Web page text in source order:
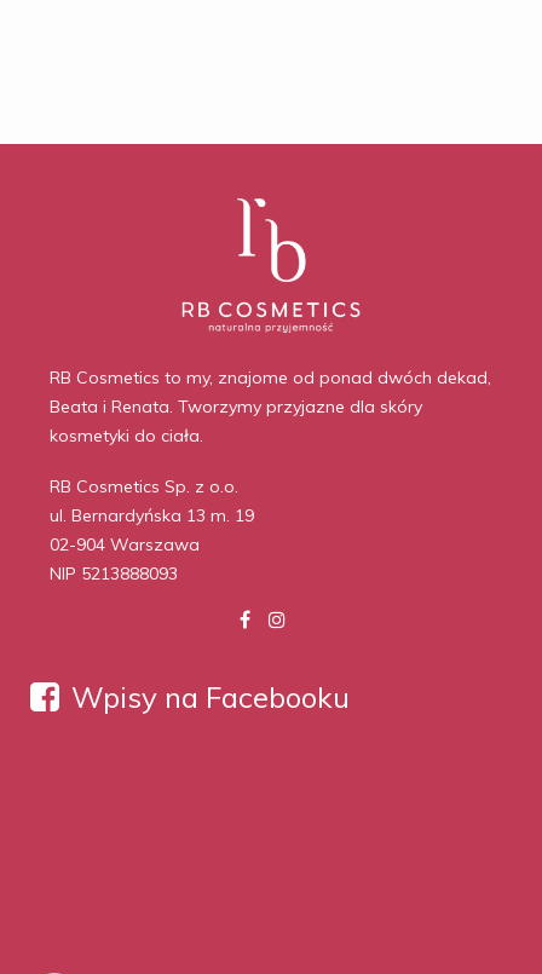
RB Cosmetics to my, znajome od ponad dwóch dekad,
Beata i Renata. Tworzymy przyjazne dla skóry
kosmetyki do ciała.
RB Cosmetics Sp. z o.o.
ul. Bernardyńska 13 m. 19
02-904 Warszawa
NIP 5213888093
Wpisy na Facebooku